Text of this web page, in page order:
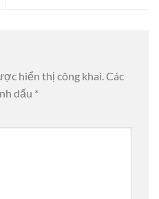
hiển thị công khai.Các
dấu *